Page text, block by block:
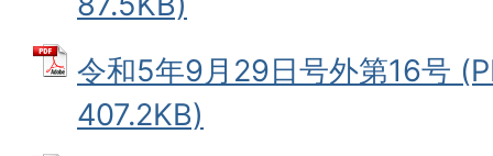
令和5年9月29日号外第16号
407.2KB)